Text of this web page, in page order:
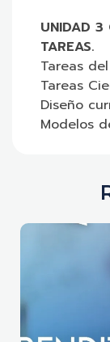
UNIDAD 3
TAREAS.
Tareas
Tareas
Diseño
Modelos